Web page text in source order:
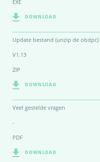
EXE
DOWNLOAD
Update bestand (unzip de obdpc)
V1.13
ZIP
DOWNLOAD
Veel gestelde vragen
-
PDF
DOWNLOAD